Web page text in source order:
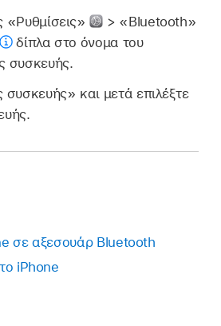
«Ρυθμίσεις»
> «Bluetooth»
δίπλα στο όνομα του
συσκευής.
συσκευής» και μετά επιλέξτε
σε αξεσουάρ Bluetooth
iPhone